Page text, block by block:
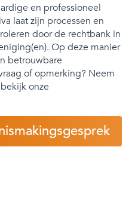
en professioneel
laat zijn processen en
door de rechtbank in
Op deze manier
betrouwbare
of opmerking? Neem
onze